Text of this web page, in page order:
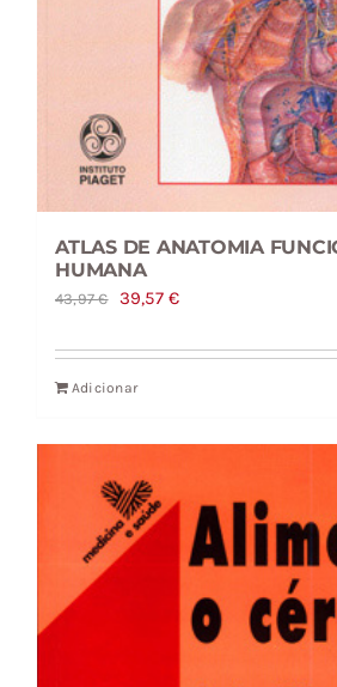
ATLAS DE ANATOMIA
HUMANA
43,97€
O
original
era:
39,57€O
atual
Adicionar